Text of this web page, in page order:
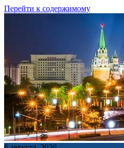
Перейти к содержимому